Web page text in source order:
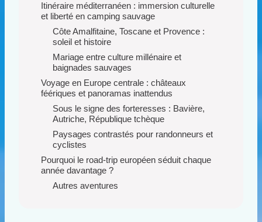
Itinéraire méditerranéen : immersion culturelle
et liberté en camping sauvage
Côte Amalfitaine, Toscane et Provence :
soleil et histoire
Mariage entre culture millénaire et
baignades sauvages
Voyage en Europe centrale : châteaux
féériques et panoramas inattendus
Sous le signe des forteresses : Bavière,
Autriche, République tchèque
Paysages contrastés pour randonneurs et
cyclistes
Pourquoi le road-trip européen séduit chaque
année davantage ?
Autres aventures